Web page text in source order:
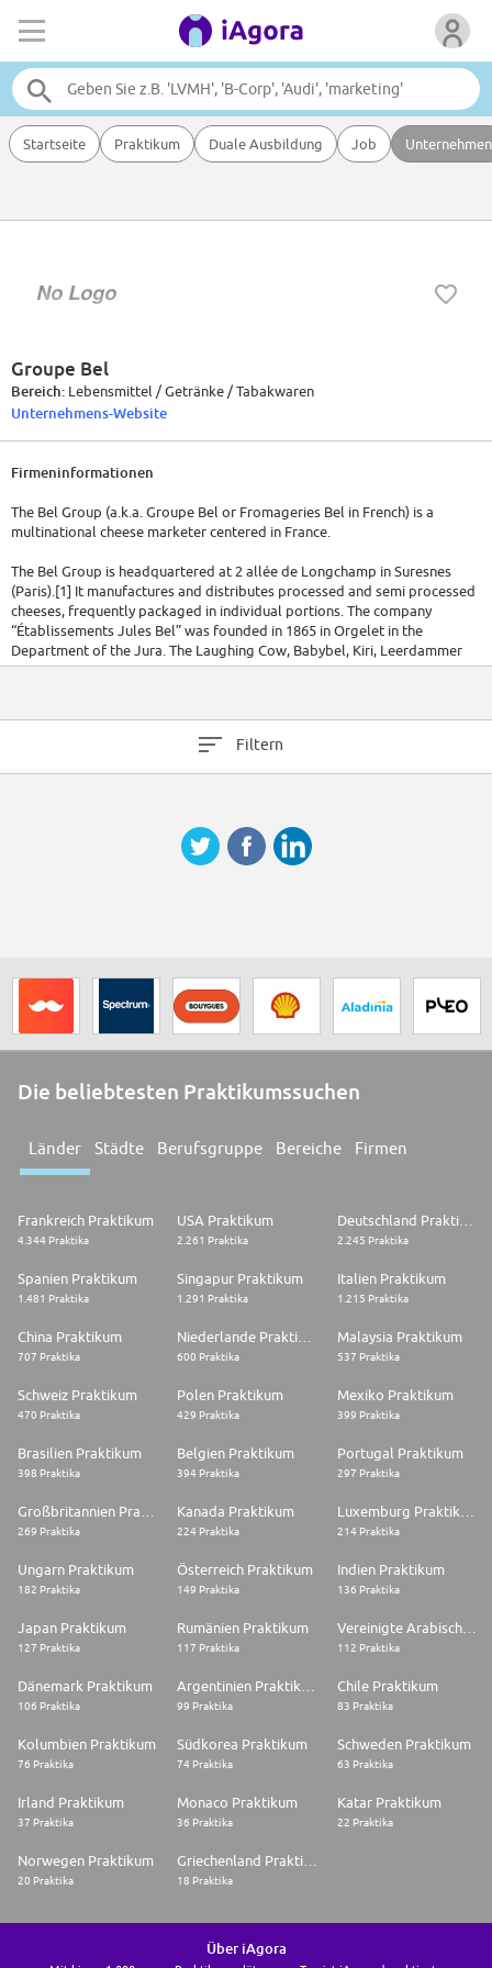
Startseite Praktikum Duale Ausbildung Job Unternehmen
Groupe Bel
Bereich: Lebensmittel / Getränke / Tabakwaren
Unternehmens-Website
Firmeninformationen
The Bel Group (a.k.a. Groupe Bel or Fromageries Bel in French) is a
multinational cheese marketer centered in France.
The Bel Group is headquartered at 2 allée de Longchamp in Suresnes
(Paris).[1] It manufactures and distributes processed and semi processed
cheeses, frequently packaged in individual portions. The company
“Établissements Jules Bel” was founded in 1865 in Orgelet in the
Department of the Jura. The Laughing Cow, Babybel, Kiri, Leerdammer
and Boursin are Bel’s five core brands that are distributed on five
products are sold in 130 countries.
Filtern
Die beliebtesten Praktikumssuchen
Länder Städte Berufsgruppe Bereiche Firmen
Frankreich Praktikum
4.344 Praktika
USA Praktikum
2.261 Praktika
Deutschland Praktikum
2.245 Praktika
Spanien Praktikum
1.481 Praktika
Singapur Praktikum
1.291 Praktika
Italien Praktikum
1.215 Praktika
China Praktikum
707 Praktika 600 Praktika
Malaysia Praktikum
537 Praktika
Schweiz Praktikum
470 Praktika
Polen Praktikum
429 Praktika
Mexiko Praktikum
399 Praktika
Brasilien Praktikum
398 Praktika
Belgien Praktikum
394 Praktika
Portugal Praktikum
297 Praktika
269 Praktika
Kanada Praktikum
224 Praktika 214 Praktika
Ungarn Praktikum
182 Praktika
Österreich Praktikum
149 Praktika
Indien Praktikum
136 Praktika
Japan Praktikum
127 Praktika
Rumänien Praktikum
117 Praktika
Vereinigte Arabische Emirate Praktikum
112 Praktika
Dänemark Praktikum
106 Praktika 99 Praktika
Chile Praktikum
83 Praktika
Kolumbien Praktikum
76 Praktika
Südkorea Praktikum
74 Praktika
Schweden Praktikum
63 Praktika
Irland Praktikum
37 Praktika
Monaco Praktikum
36 Praktika
Katar Praktikum
22 Praktika
Norwegen Praktikum
20 Praktika 18 Praktika
Über iAgora